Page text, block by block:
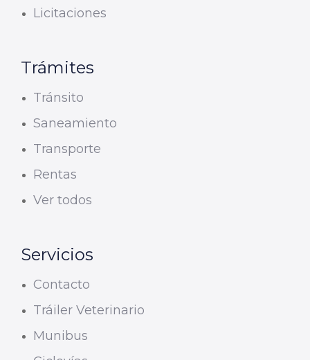
Licitaciones
Trámites
Tránsito
Saneamiento
Transporte
Rentas
Ver todos
Servicios
Contacto
Tráiler Veterinario
Munibus